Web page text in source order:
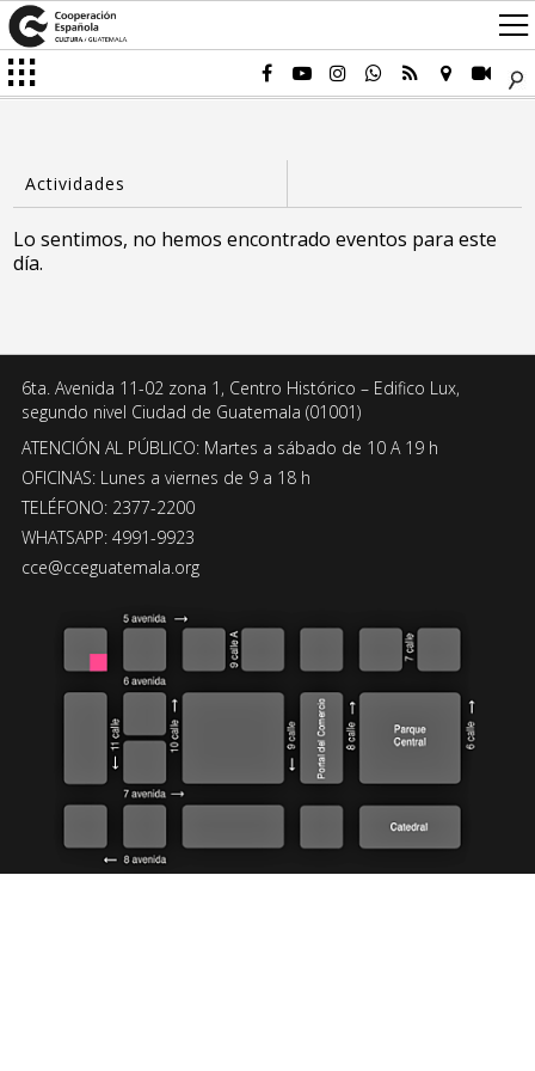
Lo sentimos, no hemos encontrado eventos para este
día.
6ta. Avenida 11-02 zona 1, Centro Histórico – Edifico Lux,
segundo nivel Ciudad de Guatemala (01001)
ATENCIÓN AL PÚBLICO: Martes a sábado de 10 A 19 h
OFICINAS: Lunes a viernes de 9 a 18 h
TELÉFONO: 2377-2200
WHATSAPP: 4991-9923
cce@cceguatemala.org